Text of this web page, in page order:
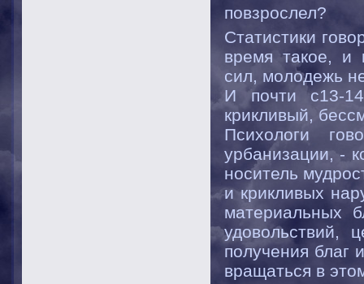
повзрослел?
Статистики
время такое, и
сил, молодежь
И почти с13-
крикливый,
Психологи
урбанизации, -
носитель
и крикливых
материальных
удовольствий,
получения благ
вращаться в